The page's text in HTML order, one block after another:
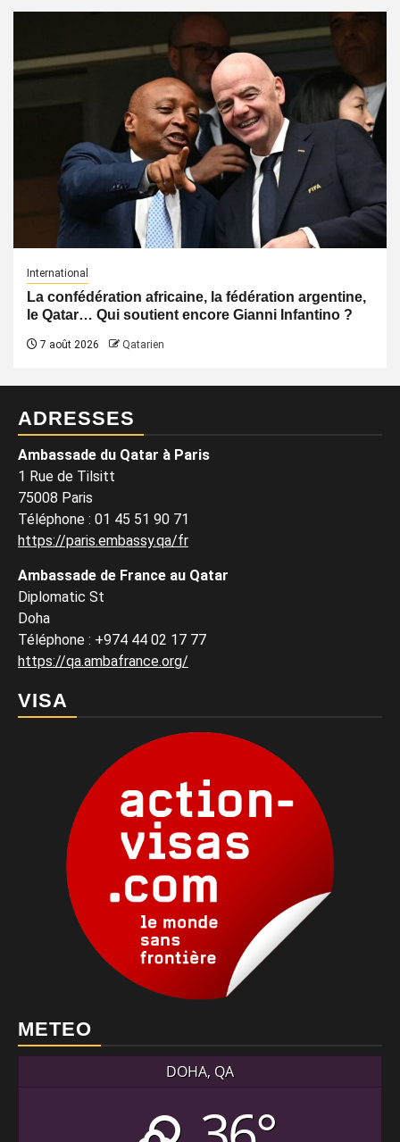
International
La confédération africaine, la fédération argentine,
le Qatar… Qui soutient encore Gianni Infantino ?
7 août 2026 Qatarien
ADRESSES
Ambassade du Qatar à Paris
1 Rue de Tilsitt
75008 Paris
Téléphone : 01 45 51 90 71
https://paris.embassy.qa/fr
Ambassade de France au Qatar
Diplomatic St
Doha
Téléphone : +974 44 02 17 77
https://qa.ambafrance.org/
VISA
METEO
DOHA, QA